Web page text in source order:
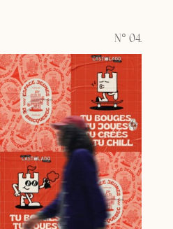
N° 04.